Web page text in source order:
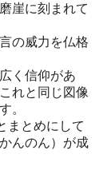
崖に刻まれて
の威力を仏格
く信仰があ
れと同じ図像
。
まとめにして
んのん）が成